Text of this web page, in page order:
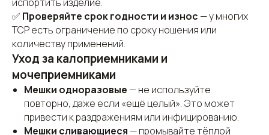
✅ Проверяйте срок годности и износ — у многих
ТСР есть ограничение по сроку ношения или
количеству применений.
Уход за калоприемниками и
мочеприемниками
Мешки одноразовые — не используйте
повторно, даже если «ещё целый». Это может
привести к раздражениям или инфицированию.
Мешки сливающиеся — промывайте тёплой